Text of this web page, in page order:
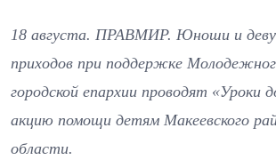
18 августа. ПРАВМИР. Юноши и
приходов при поддержке
городской епархии проводят «Уроки
акцию помощи детям Макеевского
области.